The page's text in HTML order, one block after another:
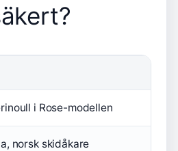
i Rose-modellen
norsk skidåkare